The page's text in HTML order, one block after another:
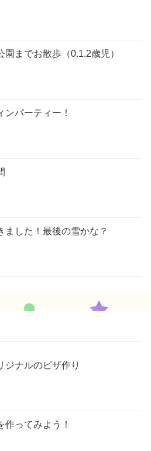
園までお散歩（0.1.2歳児）
ンパーティー！
ました！最後の雪かな？
ジナルのピザ作り
作ってみよう！